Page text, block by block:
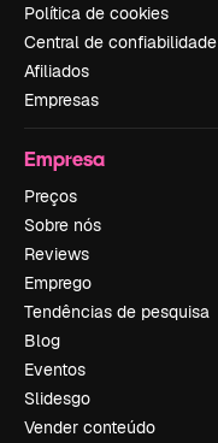
Política de cookies
Central de confiabilidade
Afiliados
Empresas
Empresa
Preços
Sobre nós
Reviews
Emprego
Tendências de pesquisa
Blog
Eventos
Slidesgo
Vender conteúdo